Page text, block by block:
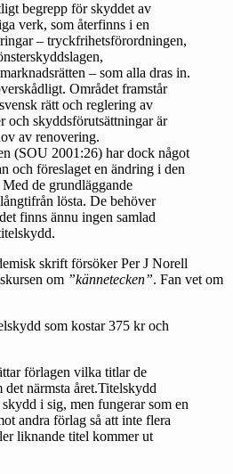
begrepp för skyddet av
verk, som återfinns i en
– tryckfrihetsförordningen,
– som alla dras in.
Området framstår
rätt och reglering av
och skyddsförutsättningar är
av renovering.
(SOU 2001:26) har dock något
och föreslaget en ändring i den
de grundläggande
lösta. De behöver
finns ännu ingen samlad
skriftförsöker Per J Norell
om ”kännetecken”. Fan vet om
som kostar 375 kr och
förlagen vilka titlar de
det närmsta året.Titelskydd
i sig, men fungerar som en
andra förlag så att inte flera
liknande titel kommer ut